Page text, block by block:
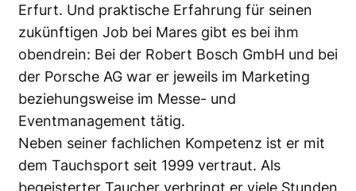
Erfurt. Und praktische Erfahrung für seinen
zukünftigen Job bei Mares gibt es bei ihm
obendrein: Bei der Robert Bosch GmbH und bei
der Porsche AG war er jeweils im Marketing
beziehungsweise im Messe- und
Eventmanagement tätig.
Neben seiner fachlichen Kompetenz ist er mit
dem Tauchsport seit 1999 vertraut. Als
begeisterter Taucher verbringt er viele Stunden